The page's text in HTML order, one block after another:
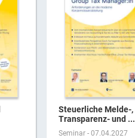
Steuerliche Melde-,
Transparenz- und ...
Seminar - 07.04.2027